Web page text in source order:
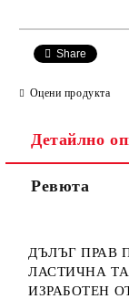
Share
Оцени продукта
Детайлно
Ревюта
ДЪЛЪГ ПРАВ
ЛАСТИЧНА
ИЗРАБОТЕН